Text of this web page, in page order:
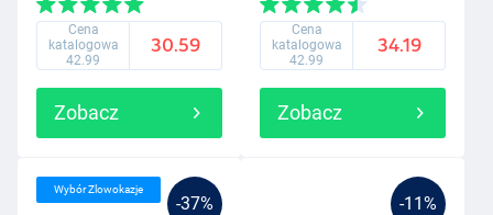
Cena
katalogowa
42.99
30.59
Zobacz
Cena
katalogowa
42.99
34.19
Zobacz
-37%
Wybór Zlowokazje
-11%